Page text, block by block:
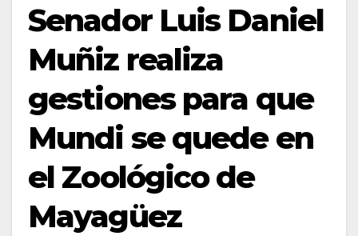
Senador Luis Daniel
Muñiz realiza
gestiones para que
Mundi se quede en
el Zoológico de
Mayagüez